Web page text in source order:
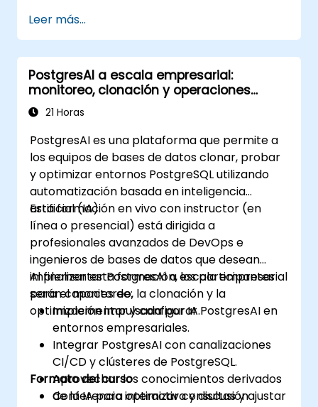
Replicar y escalar un servidor PostgreSQL.
Leer más...
PostgresAI a escala empresarial:
monitoreo, clonación y operaciones
impulsadas por IA
21 Horas
PostgresAI es una plataforma que permite a
los equipos de bases de datos clonar, probar
y optimizar entornos PostgreSQL utilizando
automatización basada en inteligencia
artificial (IA).
Esta formación en vivo con instructor (en
línea o presencial) está dirigida a
profesionales avanzados de DevOps e
ingenieros de bases de datos que desean
implementar PostgresAI a escala empresarial
para el monitoreo, la clonación y la
optimización impulsada por IA.
Al finalizar esta formación, los participantes
serán capaces de:
Implementar y configurar PostgresAI en
entornos empresariales.
Integrar PostgresAI con canalizaciones
CI/CD y clústeres de PostgreSQL.
Aprovechar los conocimientos derivados
de la IA para optimizar consultas y ajustar
Formato del curso
Conferencia interactiva y discusión